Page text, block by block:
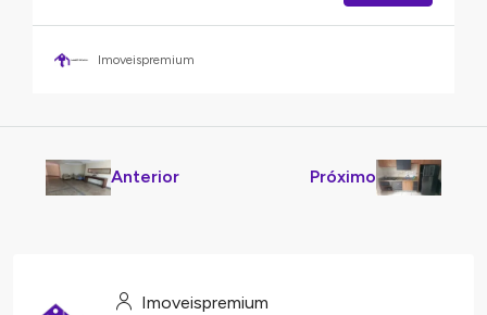
Imoveispremium
Anterior Próximo
Imoveispremium